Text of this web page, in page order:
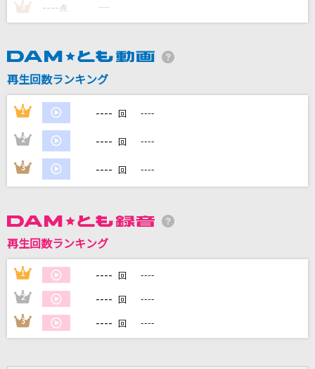
[プロオケ]桜
SHINee
カラオケ最新情報をチェック！
3 ---- 点 ----
再生回数ランキング
1 ---- 回 ----
2 ---- 回 ----
3 ---- 回 ----
再生回数ランキング
1 ---- 回 ----
2 ---- 回 ----
3 ---- 回 ----